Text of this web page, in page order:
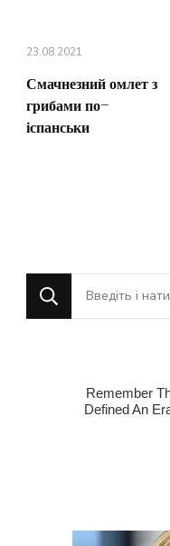
23.08.2021
Смачнезний омлет з
грибами по-
іспанськи
Шукаєте
щось?